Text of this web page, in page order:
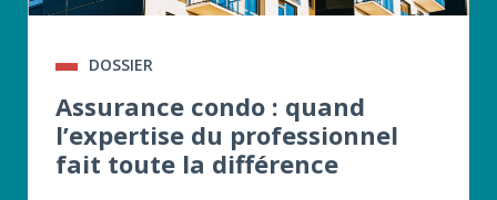
DOSSIER
Assurance condo : quand
l’expertise du professionnel
fait toute la différence